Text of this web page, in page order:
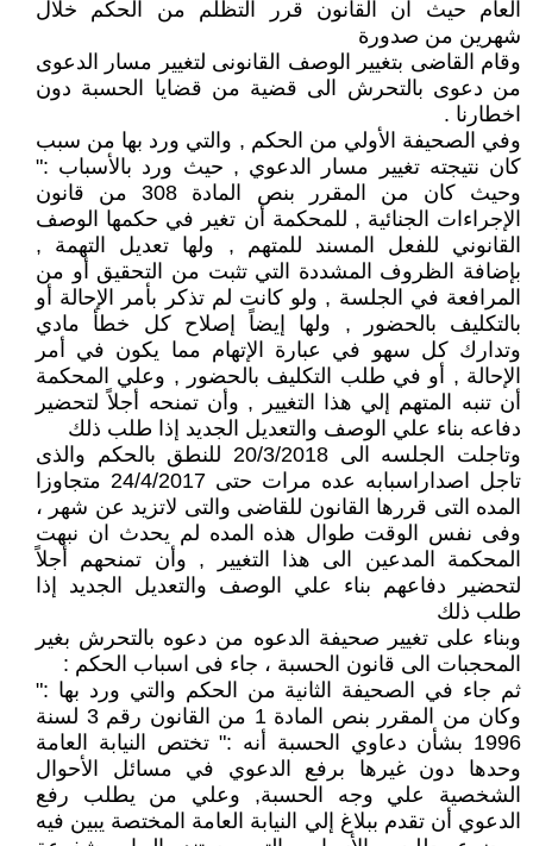
العام حيث ان القانون قرر التظلم من الحكم خلال
شهرين من صدورة
وقام القاضى بتغيير الوصف القانونى لتغيير مسار الدعوى
من دعوى بالتحرش الى قضية من قضايا الحسبة دون
اخطارنا .
وفي الصحيفة الأولي من الحكم , والتي ورد بها من سبب
كان نتيجته تغيير مسار الدعوي , حيث ورد بالأسباب :"
وحيث كان من المقرر بنص المادة 308 من قانون
الإجراءات الجنائية , للمحكمة أن تغير في حكمها الوصف
القانوني للفعل المسند للمتهم , ولها تعديل التهمة ,
بإضافة الظروف المشددة التي تثبت من التحقيق أو من
المرافعة في الجلسة , ولو كانت لم تذكر بأمر الإحالة أو
بالتكليف بالحضور , ولها إيضاً إصلاح كل خطأ مادي
وتدارك كل سهو في عبارة الإتهام مما يكون في أمر
الإحالة , أو في طلب التكليف بالحضور , وعلي المحكمة
أن تنبه المتهم إلي هذا التغيير , وأن تمنحه أجلاً لتحضير
دفاعه بناء علي الوصف والتعديل الجديد إذا طلب ذلك
وتاجلت الجلسه الى 20/3/2018 للنطق بالحكم والذى
تاجل اصداراسبابه عده مرات حتى 24/4/2017 متجاوزا
المده التى قررها القانون للقاضى والتى لاتزيد عن شهر ،
وفى نفس الوقت طوال هذه المده لم يحدث ان نبهت
المحكمة المدعين الى هذا التغيير , وأن تمنحهم أجلاً
لتحضير دفاعهم بناء علي الوصف والتعديل الجديد إذا
طلب ذلك
وبناء على تغيير صحيفة الدعوه من دعوه بالتحرش بغير
المحجبات الى قانون الحسبة ، جاء فى اسباب الحكم :
ثم جاء في الصحيفة الثانية من الحكم والتي ورد بها :"
وكان من المقرر بنص المادة 1 من القانون رقم 3 لسنة
1996 بشأن دعاوي الحسبة أنه :" تختص النيابة العامة
وحدها دون غيرها برفع الدعوي في مسائل الأحوال
الشخصية علي وجه الحسبة, وعلي من يطلب رفع
الدعوي أن تقدم ببلاغ إلي النيابة العامة المختصة يبين فيه